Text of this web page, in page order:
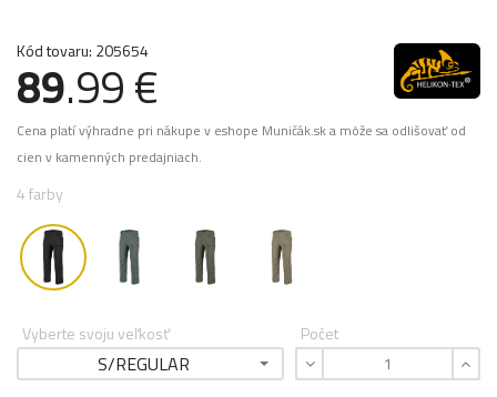
Kód tovaru: 205654
89.99 €
Cena platí výhradne pri nákupe v eshope Muničák.sk a môže sa odlišovať od
cien v kamenných predajniach.
4 farby
Vyberte svoju veľkosť
S/REGULAR
Počet